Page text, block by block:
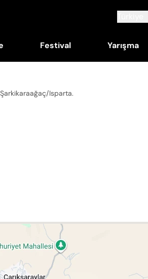
Festival Yarışma
Isparta.